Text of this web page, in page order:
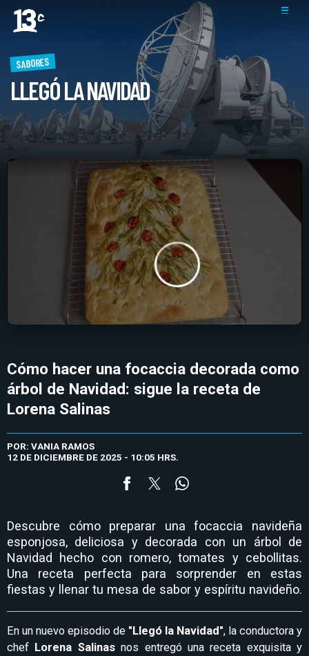
SABORES
LLEGÓ LA NAVIDAD
Cómo hacer una focaccia decorada como
árbol de Navidad: sigue la receta de
Lorena Salinas
POR: VANIA RAMOS
12 DE DICIEMBRE DE 2025 - 10:05 HRS.
Descubre cómo preparar una focaccia navideña
esponjosa, deliciosa y decorada con un árbol de
Navidad hecho con romero, tomates y cebollitas.
Una receta perfecta para sorprender en estas
fiestas y llenar tu mesa de sabor y espíritu navideño.
En un nuevo episodio de "Llegó la Navidad", la conductora y
chef Lorena Salinasnos entregó una receta exquisita y